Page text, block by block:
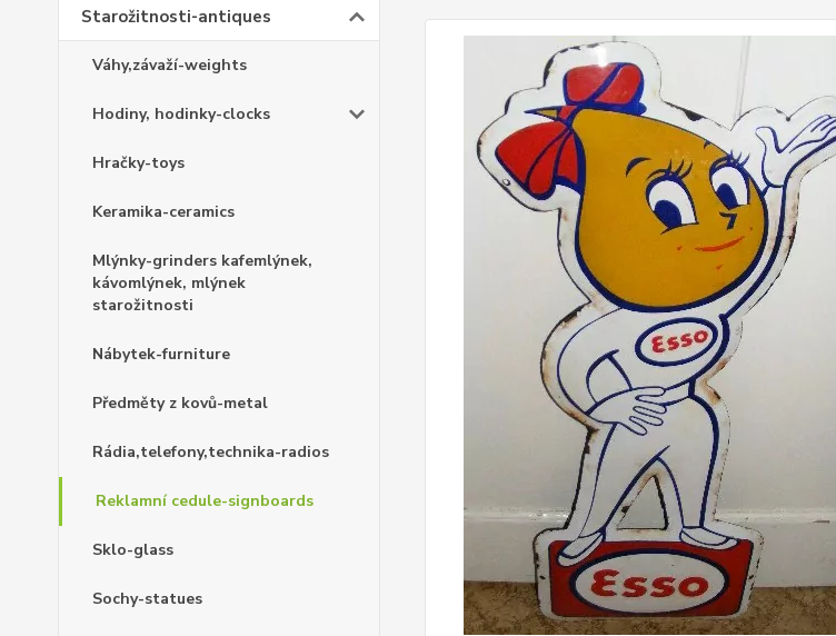
Starožitnosti-antiques
Váhy,závaží-weights
Hodiny, hodinky-clocks
Hračky-toys
Keramika-ceramics
Mlýnky-grinders kafemlýnek,
kávomlýnek, mlýnek
starožitnosti
Nábytek-furniture
Předměty z kovů-metal
Rádia,telefony,technika-radios
Reklamní cedule-signboards
Sklo-glass
Sochy-statues